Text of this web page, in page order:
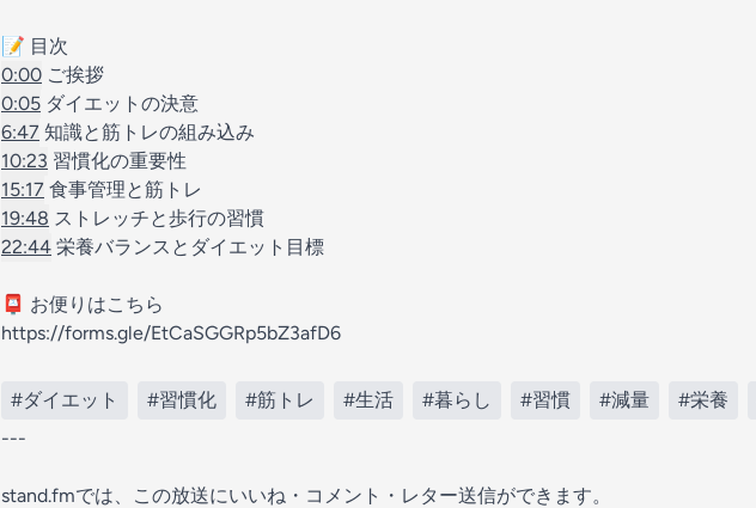
📝 目次
0:00 ご挨拶
0:05 ダイエットの決意
6:47 知識と筋トレの組み込み
10:23 習慣化の重要性
15:17 食事管理と筋トレ
19:48 ストレッチと歩行の習慣
22:44 栄養バランスとダイエット目標
📮 お便りはこちら
https://forms.gle/EtCaSGGRp5bZ3afD6
#ダイエット #習慣化 #筋トレ #生活 #暮らし #習慣 #減量 #栄養
---
stand.fmでは、この放送にいいね・コメント・レター送信ができます。